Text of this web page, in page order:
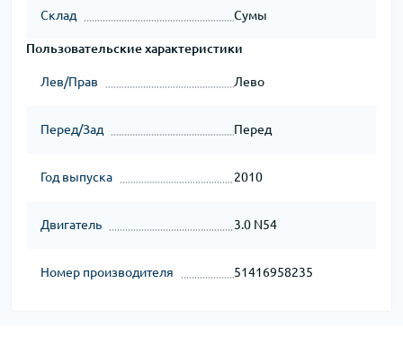
Склад Сумы
Пользовательские характеристики
Лев/Прав Лево
Перед/Зад Перед
Год выпуска 2010
Двигатель 3.0 N54
Номер производителя 51416958235